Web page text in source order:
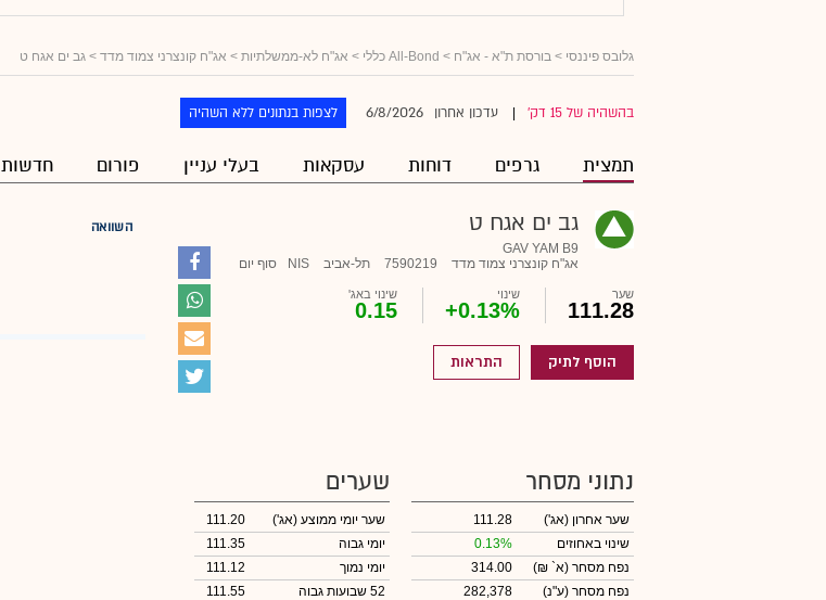
גלובס פיננסי > בורסת ת"א - אג"ח > All-Bond כללי > אג"ח לא-ממשלתיות > אג"ח קונצרני צמוד מדד > גב ים אגח ט
בהשהיה של 15 דק' עדכון אחרון 6/8/2026 לצפות בנתונים ללא השהיה
תמצית גרפים דוחות עסקאות בעלי עניין פורום חדשות
גב ים אגח ט
GAV YAM B9
אג"ח קונצרני צמוד מדד
7590219 תל-אביב NIS סוף יום
שער
111.28
שינוי
+0.13%
שינוי באג'
0.15
הוסף לתיק התראות
השוואה
נתוני מסחר
שער אחרון (אג')
111.28
שינוי באחוזים
0.13%
נפח מסחר (א` ₪)
314.00
נפח מסחר (ע"נ)
282,378
שערים
שער יומי ממוצע (אג')
111.20
יומי גבוה
111.35
יומי נמוך
111.12
52 שבועות גבוה
111.55